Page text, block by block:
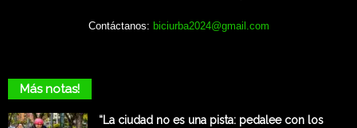
Contáctanos: biciurba2024@gmail.com
Más notas!
“La ciudad no es una pista: pedalee con los